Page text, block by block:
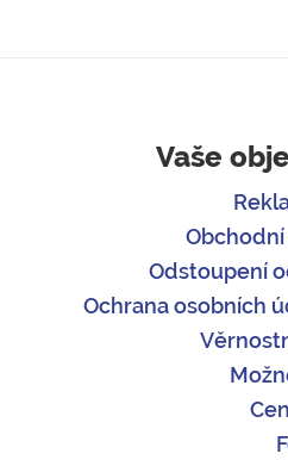
Vaše
Odstoupení
Ochrana osobních